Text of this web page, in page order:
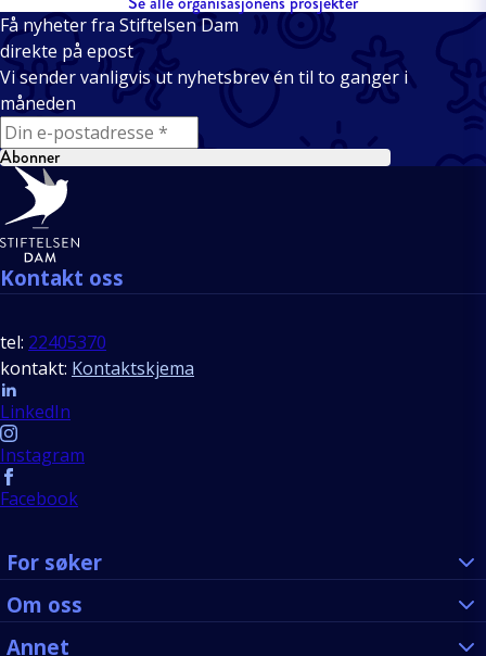
Få nyheter fra Stiftelsen Dam
direkte på epost
Vi sender vanligvis ut nyhetsbrev én til to ganger i
måneden
E-mail
Abonner
Bunntekst
Kontakt oss
tel: 22405370
kontakt: Kontaktskjema
Follow us
LinkedIn
Instagram
Facebook
For søker
Om oss
Annet